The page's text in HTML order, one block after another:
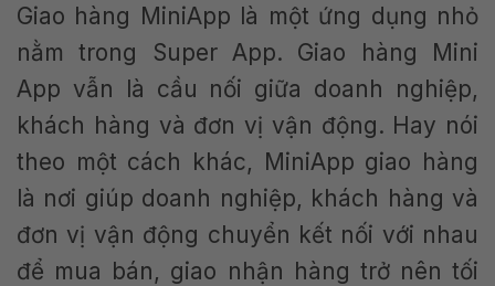
Giao hàng MiniApp là một ứng dụng nhỏ
nằm trong Super App. Giao hàng Mini
App vẫn là cầu nối giữa doanh nghiệp,
khách hàng và đơn vị vận động. Hay nói
theo một cách khác, MiniApp giao hàng
là nơi giúp doanh nghiệp, khách hàng và
đơn vị vận động chuyển kết nối với nhau
để mua bán, giao nhận hàng trở nên tối